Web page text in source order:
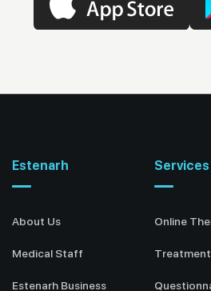
Estenarh
About Us
Medical Staff
Estenarh Business
Services
Online